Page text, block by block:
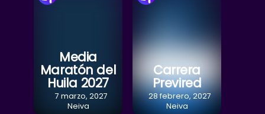
Media
Maratón del
Huila 2027
7 marzo, 2027
Neiva
Carrera
Previred
28 febrero, 2027
Neiva